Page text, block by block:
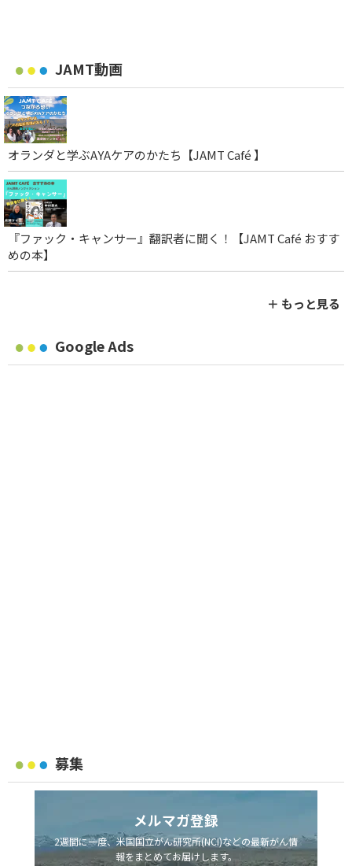
JAMT動画
オランダと学ぶAYAケアのかたち【JAMT Café 】
『ファック・キャンサー』翻訳者に聞く！【JAMT Café おすす
めの本】
＋ もっと見る
Google Ads
募集
メルマガ登録
2週間に一度、米国国立がん研究所(NCI)などの最新がん情
報をまとめてお届けします。